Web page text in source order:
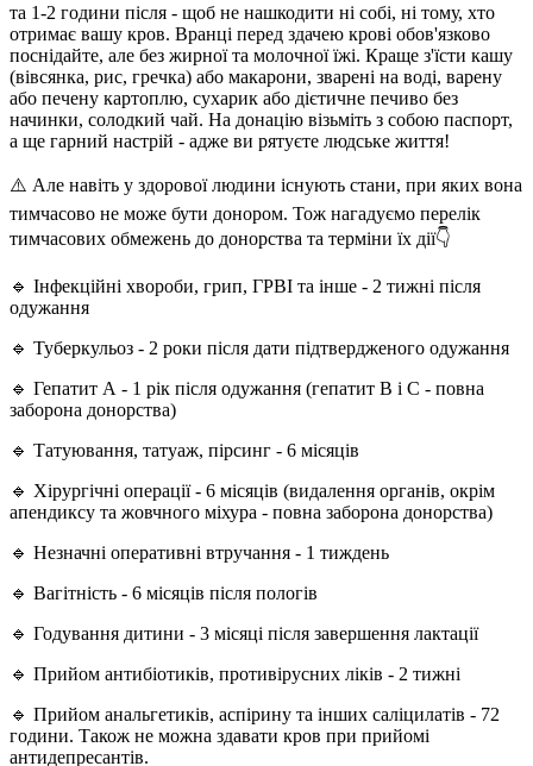
та 1-2 години після - щоб не нашкодити ні собі, ні тому, хто
отримає вашу кров. Вранці перед здачею крові обов'язково
поснідайте, але без жирної та молочної їжі. Краще з'їсти кашу
(вівсянка, рис, гречка) або макарони, зварені на воді, варену
або печену картоплю, сухарик або дієтичне печиво без
начинки, солодкий чай. На донацію візьміть з собою паспорт,
а ще гарний настрій - адже ви рятуєте людське життя!
⚠️ Але навіть у здорової людини існують стани, при яких вона
тимчасово не може бути донором. Тож нагадуємо перелік
тимчасових обмежень до донорства та терміни їх дії👇
🔹 Інфекційні хвороби, грип, ГРВІ та інше - 2 тижні після
одужання
🔹 Туберкульоз - 2 роки після дати підтвердженого одужання
🔹 Гепатит А - 1 рік після одужання (гепатит В і С - повна
заборона донорства)
🔹 Татуювання, татуаж, пірсинг - 6 місяців
🔹 Хірургічні операції - 6 місяців (видалення органів, окрім
апендиксу та жовчного міхура - повна заборона донорства)
🔹 Незначні оперативні втручання - 1 тиждень
🔹 Вагітність - 6 місяців після пологів
🔹 Годування дитини - 3 місяці після завершення лактації
🔹 Прийом антибіотиків, противірусних ліків - 2 тижні
🔹 Прийом анальгетиків, аспірину та інших саліцилатів - 72
години. Також не можна здавати кров при прийомі
антидепресантів.